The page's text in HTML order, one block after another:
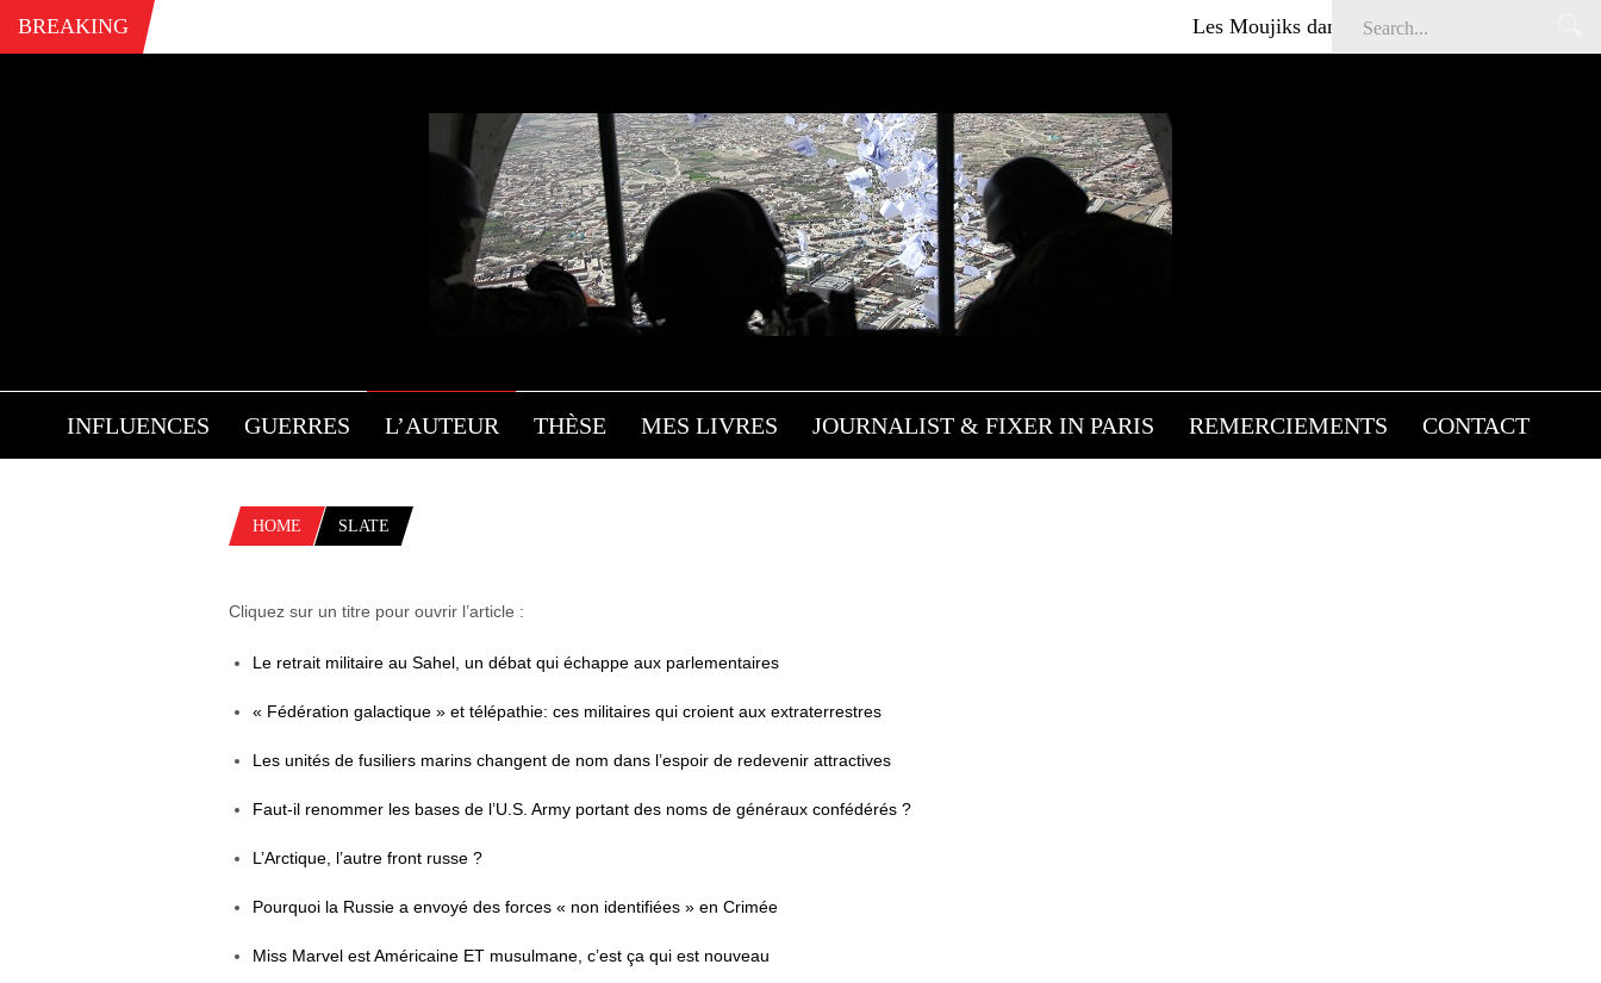
BREAKING Les Moujiks dans Affaires sensibles
INFLUENCES GUERRES L’AUTEUR THÈSE MES LIVRES JOURNALIST & FIXER IN PARIS REMERCIEMENTS CONTACT
HOME SLATE
Cliquez sur un titre pour ouvrir l’article :
Le retrait militaire au Sahel, un débat qui échappe aux parlementaires
« Fédération galactique » et télépathie: ces militaires qui croient aux extraterrestres
Les unités de fusiliers marins changent de nom dans l’espoir de redevenir attractives
Faut-il renommer les bases de l’U.S. Army portant des noms de généraux confédérés ?
L’Arctique, l’autre front russe ?
Pourquoi la Russie a envoyé des forces « non identifiées » en Crimée
Miss Marvel est Américaine ET musulmane, c’est ça qui est nouveau